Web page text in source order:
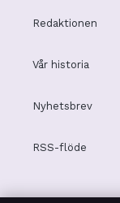
Redaktionen
Vår historia
Nyhetsbrev
RSS-flöde